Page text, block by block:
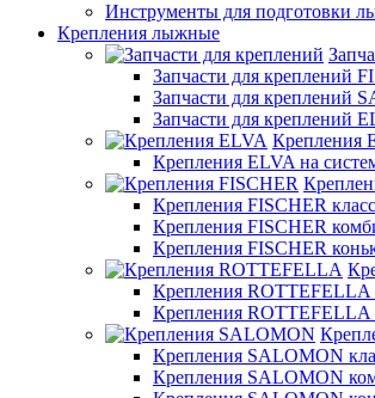
Инструменты для подготовки
Крепления лыжные
Запчасти для креплений
Запчасти для креплений
Запчасти для креплений
Крепления
Крепления ELVA на
Крепления FISCHER
Крепления FISCHER
Крепления FISCHER
Крепления ROTTEFELLA
Крепления ROTTEFELLA
Крепления SALOMON
Крепления SALOMON